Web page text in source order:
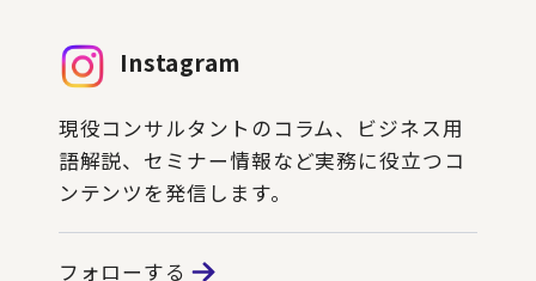
Instagram
現役コンサルタントのコラム、ビジネス用
語解説、セミナー情報など実務に役立つコ
ンテンツを発信します。
フォローする